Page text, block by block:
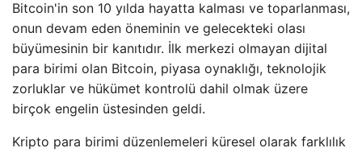
Bitcoin'in son 10 yılda hayatta kalması ve toparlanması,
onun devam eden öneminin ve gelecekteki olası
büyümesinin bir kanıtıdır. İlk merkezi olmayan dijital
para birimi olan Bitcoin, piyasa oynaklığı, teknolojik
zorluklar ve hükümet kontrolü dahil olmak üzere
birçok engelin üstesinden geldi.
Kripto para birimi düzenlemeleri küresel olarak farklılık